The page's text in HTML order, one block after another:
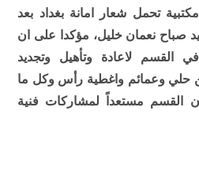
تحمل شعار امانة بغداد بعد
صباح نعمان خليل، مؤكدا على ان
القسم لاعادة وتأهيل وتجديد
حلي وعمائم واغطية رأس وكل ما
القسم مستعداً لمشاركات فنية